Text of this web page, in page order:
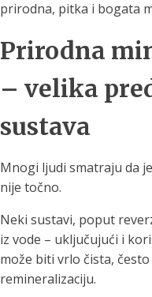
prirodna, pitka i bogata
Prirodna
– velika
sustava
Mnogi ljudi smatraju da
nije točno.
Neki sustavi, poput
iz vode – uključujući i
može biti vrlo čista,
remineralizaciju.